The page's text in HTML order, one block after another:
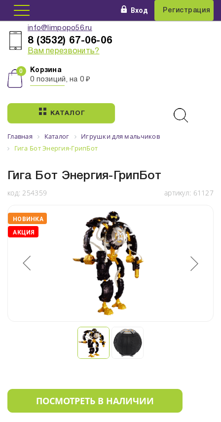
Вход Регистрация
info@limpopo56.ru
8 (3532) 67-06-06
Вам перезвонить?
Корзина
0 позиций, на 0 ₽
КАТАЛОГ
Главная Каталог
Игрушки для мальчиков
Гига Бот Энергия-ГрипБот
Гига Бот Энергия-ГрипБот
код: 254359 артикул: 61127
НОВИНКА
АКЦИЯ
ПОСМОТРЕТЬ В НАЛИЧИИ